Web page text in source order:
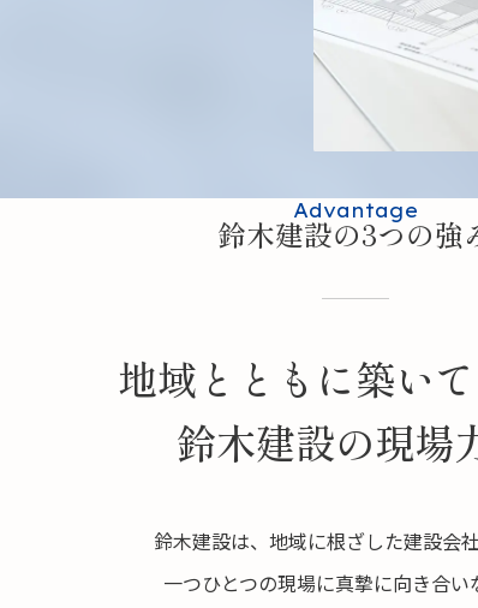
Advantage
鈴木建設の3つの強
地域とともに築いて
鈴木建設の現場
鈴木建設は、地域に根ざした建設会社
一つひとつの現場に真摯に向き合い